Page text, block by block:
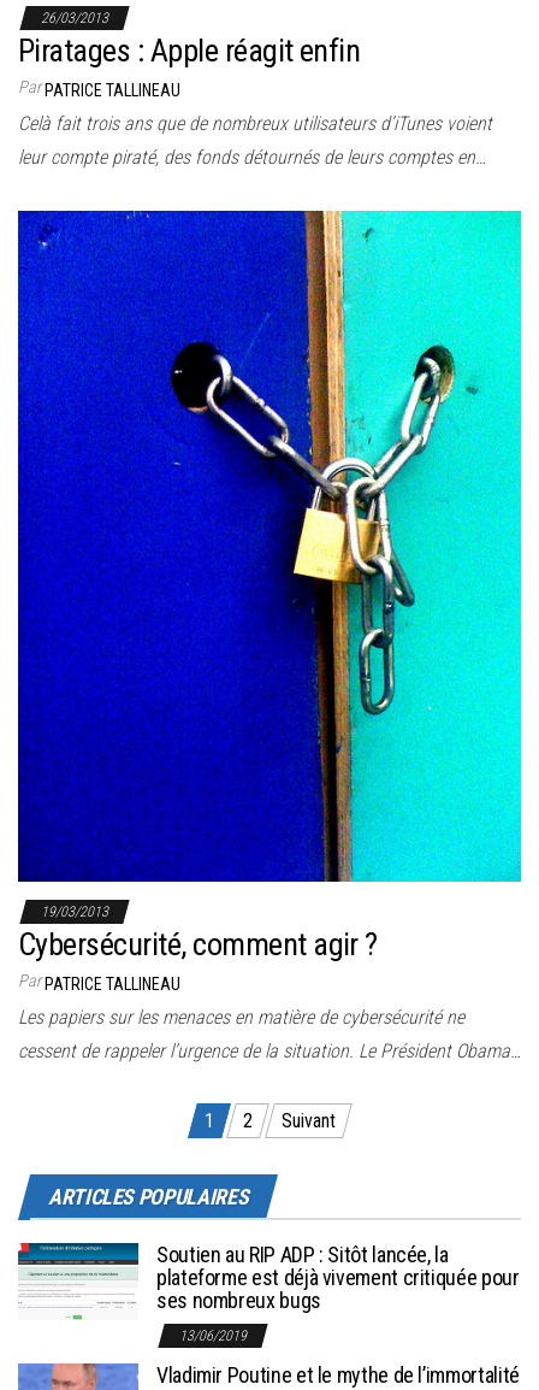
26/03/2013
Piratages : Apple réagit enfin
ParPATRICE TALLINEAU
Celà fait trois ans que de nombreux utilisateurs d’iTunes voient
leur compte piraté, des fonds détournés de leurs comptes en…
19/03/2013
Cybersécurité, comment agir ?
ParPATRICE TALLINEAU
Les papiers sur les menaces en matière de cybersécurité ne
cessent de rappeler l’urgence de la situation. Le Président Obama…
Pagination des publications
1 2 Suivant
ARTICLES POPULAIRES
Soutien au RIP ADP : Sitôt lancée, la
plateforme est déjà vivement critiquée pour
ses nombreux bugs
13/06/2019
Vladimir Poutine et le mythe de l’immortalité